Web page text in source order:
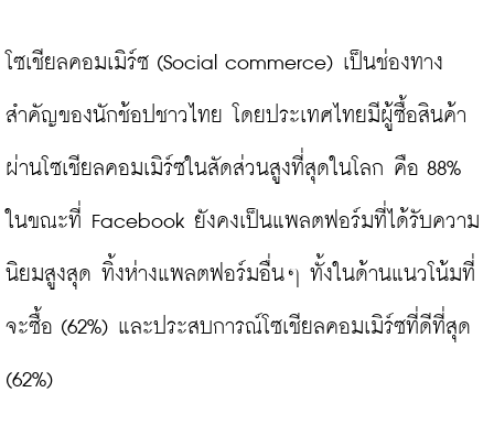
โซเชียลคอมเมิร์ซ (Social commerce) เป็นช่องทาง
สำคัญของนักช้อปชาวไทย โดยประเทศไทยมีผู้ซื้อสินค้า
ผ่านโซเชียลคอมเมิร์ซในสัดส่วนสูงที่สุดในโลก คือ 88%
ในขณะที่ Facebook ยังคงเป็นแพลตฟอร์มที่ได้รับความ
นิยมสูงสุด ทิ้งห่างแพลตฟอร์มอื่นๆ ทั้งในด้านแนวโน้มที่
จะซื้อ (62%) และประสบการณ์โซเชียลคอมเมิร์ซที่ดีที่สุด
(62%)